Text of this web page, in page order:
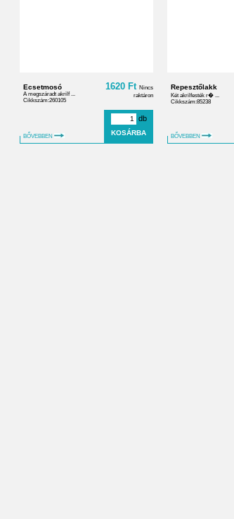
Ecsetmosó
A megszáradt akrilf ...
Cikkszám:260105
BŐVEBBEN
1620 Ft Nincs
raktáron
db
Repesztőlakk
Két akrilfesték r� ...
Cikkszám:85238
BŐVEBBEN